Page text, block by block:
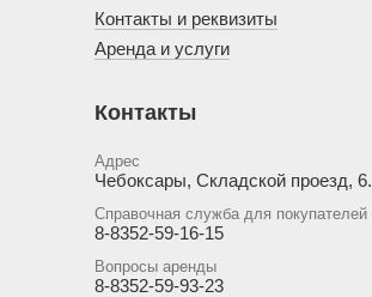
Контакты и реквизиты
Аренда и услуги
Контакты
Адрес
Чебоксары, Складской проезд, 6.
Справочная служба для покупателей
8-8352-59-16-15
Вопросы аренды
8-8352-59-93-23